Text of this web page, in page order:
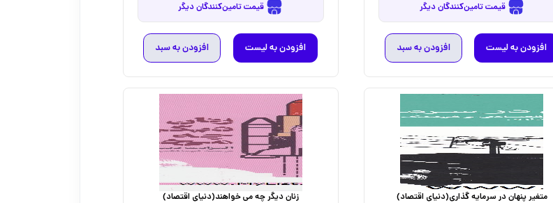
قیمت تامین‌کنندگان دیگر
افزودن به لیست افزودن به سبد افزودن به لیست افزودن به سبد
متغیر پنهان در سرمایه گذاری(دنیای اقتصاد) زنان دیگر چه می خواهند(دنیای اقتصاد)